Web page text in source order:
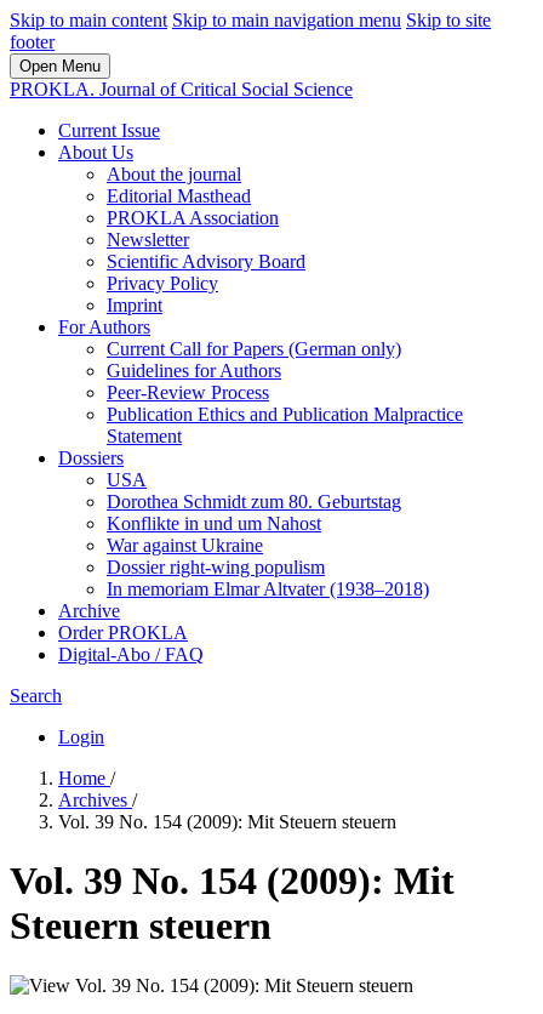
Skip to main content Skip to main navigation menu Skip to site
footer
Open Menu
PROKLA. Journal of Critical Social Science
Current Issue
About Us
About the journal
Editorial Masthead
PROKLA Association
Newsletter
Scientific Advisory Board
Privacy Policy
Imprint
For Authors
Current Call for Papers (German only)
Guidelines for Authors
Peer-Review Process
Publication Ethics and Publication Malpractice
Statement
Dossiers
USA
Dorothea Schmidt zum 80. Geburtstag
Konflikte in und um Nahost
War against Ukraine
Dossier right-wing populism
In me­mo­ri­am Elmar Altvater (1938–2018)
Archive
Order PROKLA
Digital-Abo / FAQ
Search
Login
Home /
Archives /
Vol. 39 No. 154 (2009): Mit Steuern steuern
Vol. 39 No. 154 (2009): Mit
Steuern steuern